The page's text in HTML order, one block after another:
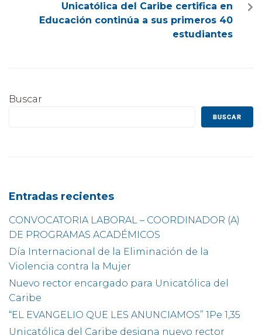
Unicatólica del Caribe certifica en
Educación continúa a sus primeros 40
estudiantes
Buscar
BUSCAR
Entradas recientes
CONVOCATORIA LABORAL – COORDINADOR (A)
DE PROGRAMAS ACADÉMICOS
Día Internacional de la Eliminación de la
Violencia contra la Mujer
Nuevo rector encargado para Unicatólica del
Caribe
“EL EVANGELIO QUE LES ANUNCIAMOS” 1Pe 1,35
Unicatólica del Caribe designa nuevo rector